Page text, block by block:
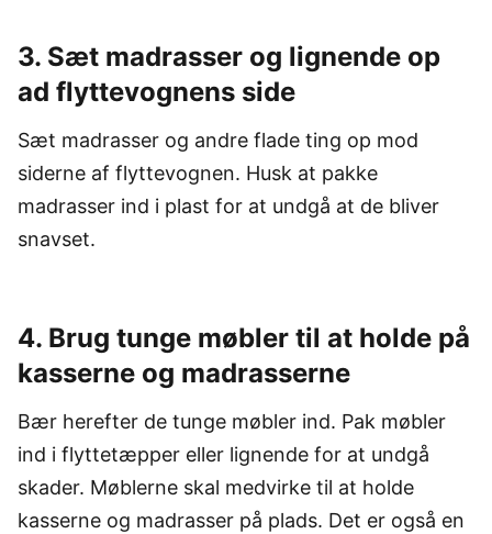
3. Sæt madrasser og lignende op
ad flyttevognens side
Sæt madrasser og andre flade ting op mod
siderne af flyttevognen. Husk at pakke
madrasser ind i plast for at undgå at de bliver
snavset.
4. Brug tunge møbler til at holde på
kasserne og madrasserne
Bær herefter de tunge møbler ind. Pak møbler
ind i flyttetæpper eller lignende for at undgå
skader. Møblerne skal medvirke til at holde
kasserne og madrasser på plads. Det er også en